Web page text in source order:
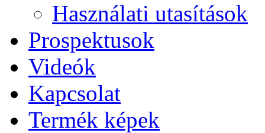
Használati utasítások
Prospektusok
Videók
Kapcsolat
Termék képek